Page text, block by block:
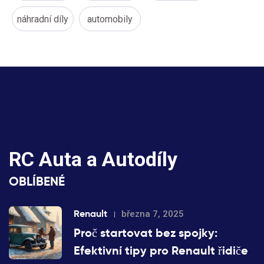
náhradní díly automobily
RC Auta a Autodíly
OBLÍBENÉ
Renault března 7, 2025
Proč startovat bez spojky:
Efektivní tipy pro Renault řidiče